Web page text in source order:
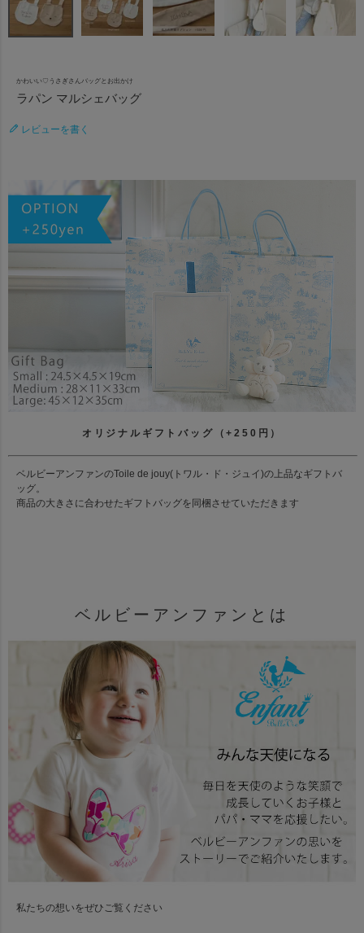
かわいい♡うさぎさんバッグとお出かけ
ラパン マルシェバッグ
レビューを書く
オリジナルギフトバッグ（+250円）
ベルビーアンファンのToile de jouy(トワル・ド・ジュイ)の上品なギフトバ
ッグ。
商品の大きさに合わせたギフトバッグを同梱させていただきます
ベルビーアンファンとは
私たちの想いをぜひご覧ください